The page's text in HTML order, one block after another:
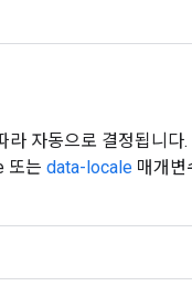
자동으로 결정됩니다
또는 data-locale 매개변